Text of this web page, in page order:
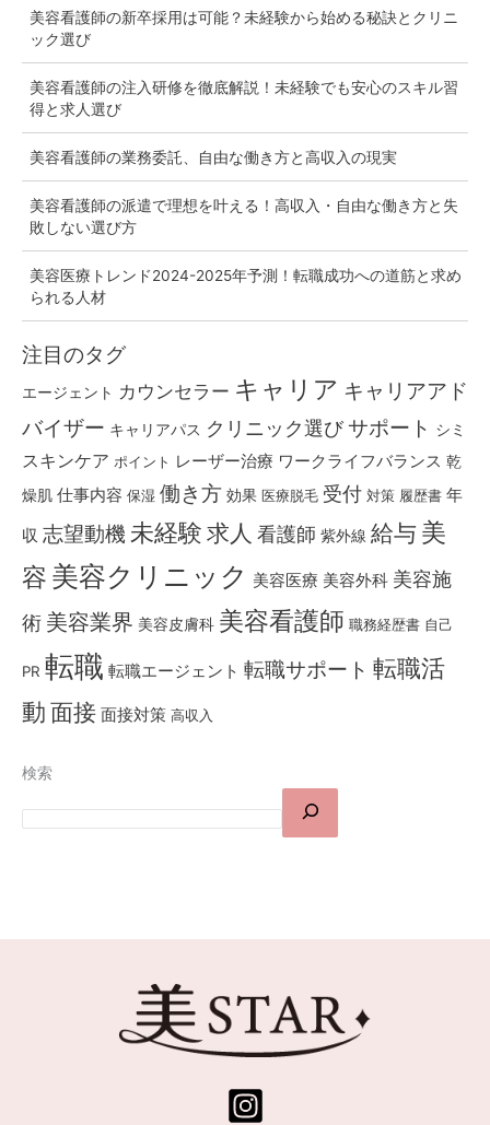
給
後
悔
し
な
い
転
職
の
秘
訣
美容看護師の新卒採用は可能？未経験から始める秘訣とクリニ
ック選び
美容看護師の注入研修を徹底解説！未経験でも安心のスキル習
得と求人選び
美容看護師の業務委託、自由な働き方と高収入の現実
美容看護師の派遣で理想を叶える！高収入・自由な働き方と失
敗しない選び方
美容医療トレンド2024-2025年予測！転職成功への道筋と求め
られる人材
注目のタグ
エージェント カウンセラー キャリア キャリアアド
バイザー キャリアパス クリニック選びサポート シミ
スキンケア ポイント レーザー治療 ワークライフバランス 乾
燥肌 仕事内容 保湿 働き方 効果 医療脱毛 受付 対策 履歴書 年
収 志望動機 未経験 求人 看護師 紫外線 給与 美
容 美容クリニック 美容医療 美容外科 美容施
術 美容業界 美容皮膚科 美容看護師 職務経歴書 自己
PR 転職 転職エージェント 転職サポート 転職活
動 面接 面接対策 高収入
検索